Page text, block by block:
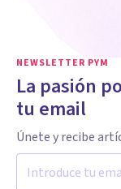
NEWSLETTER PYM
La pasión
tu email
Únete y recibe